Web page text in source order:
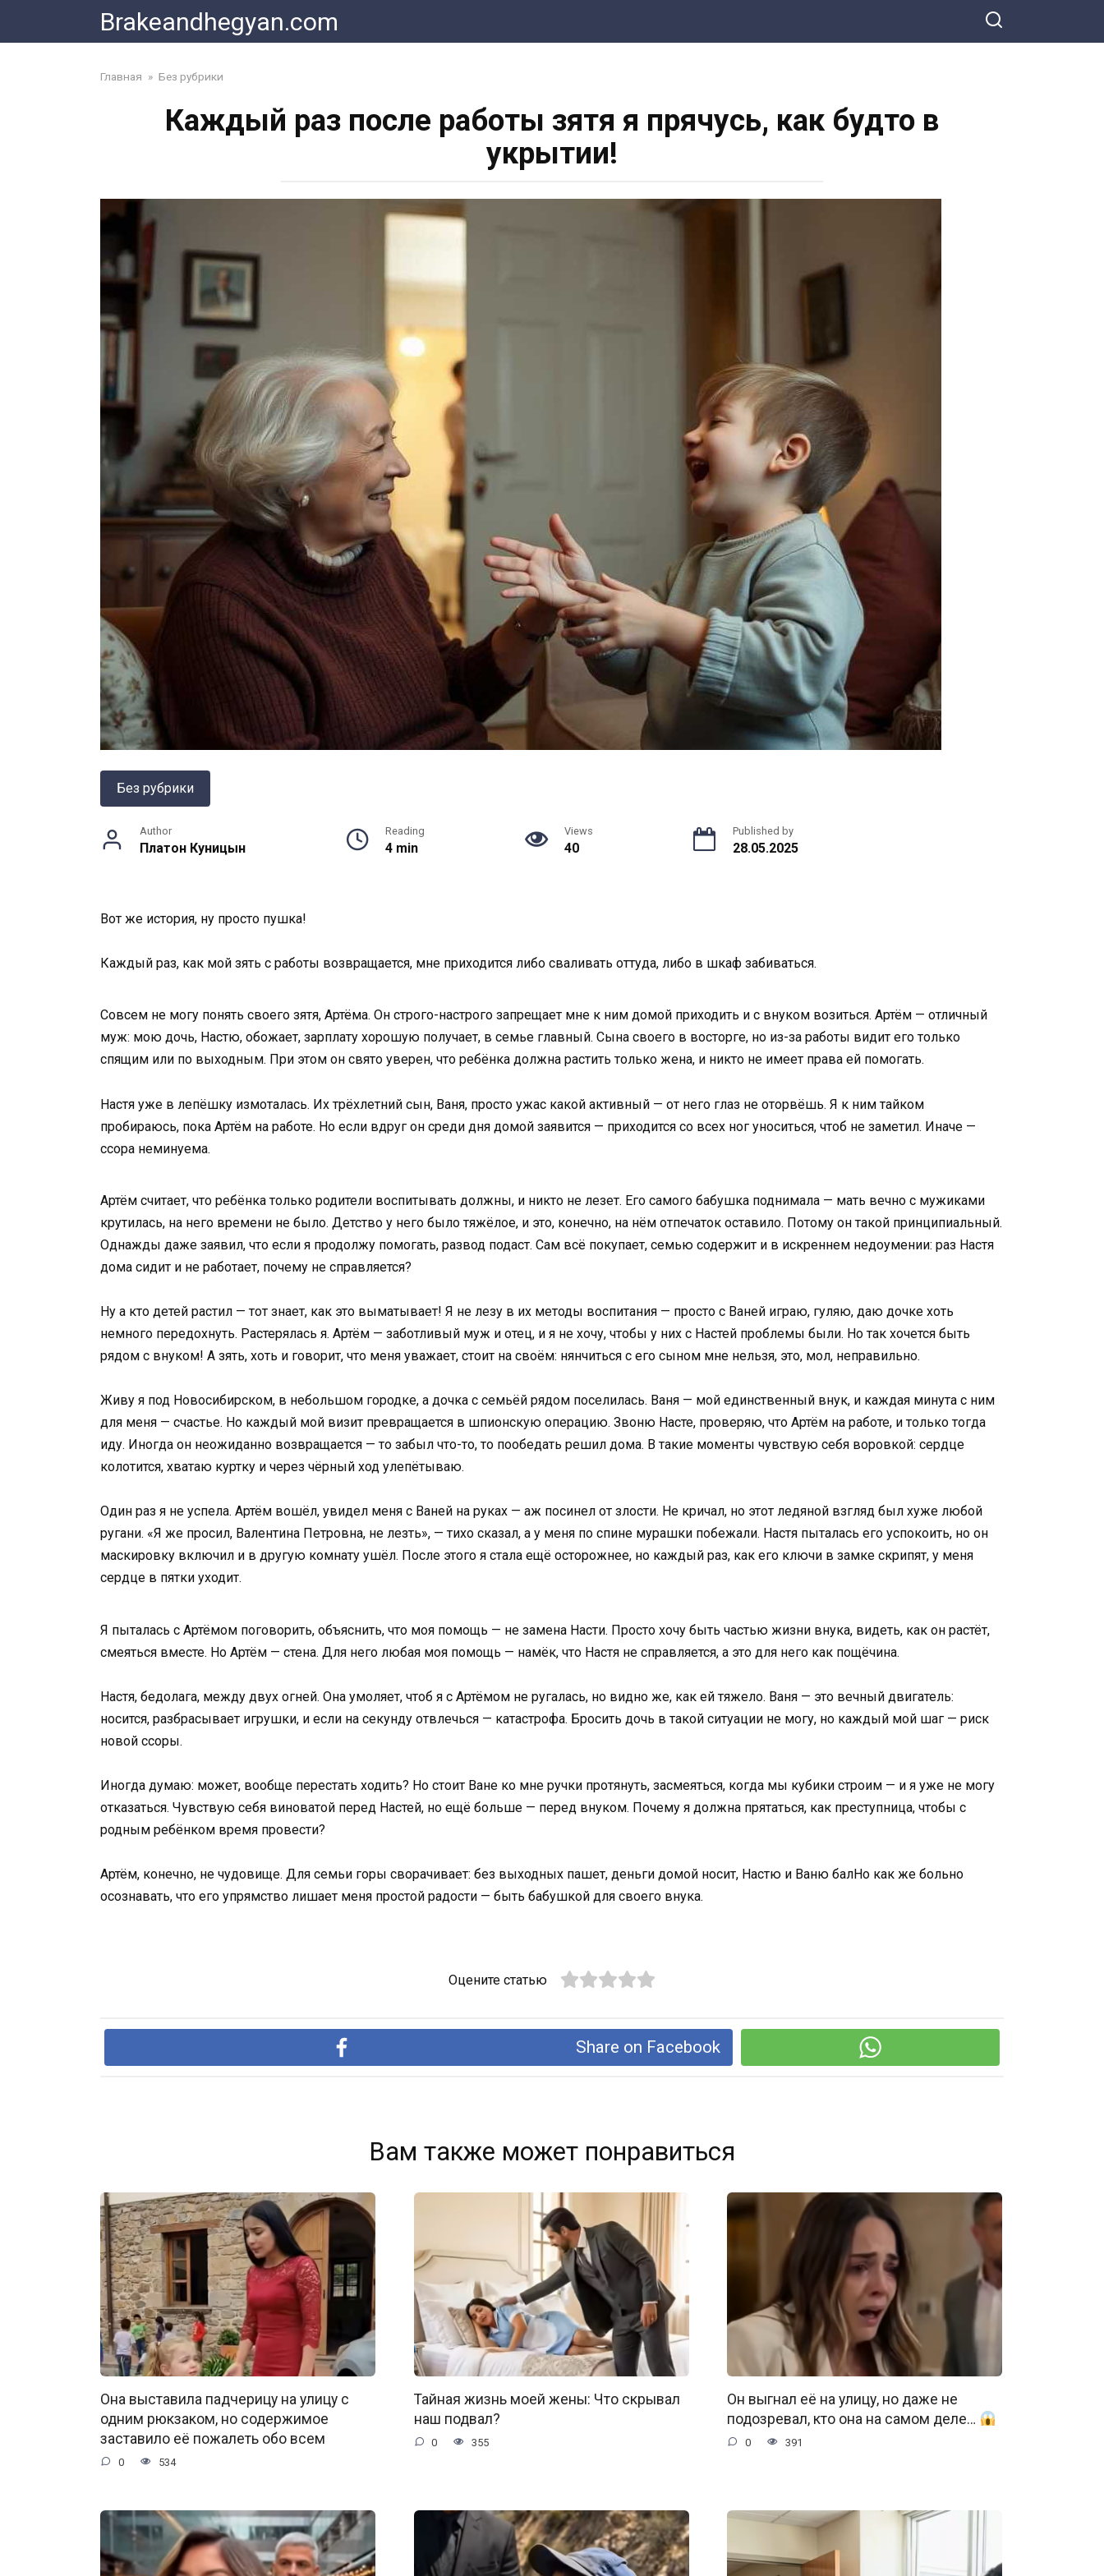
content
Brakeandhegyan.com
Главная » Без рубрики
Каждый раз после работы зятя я прячусь, как будто в
укрытии!
Без рубрики
Author
Платон Куницын
Reading
4 min
Views
40
Published by
28.05.2025
Вот же история, ну просто пушка!
Каждый раз, как мой зять с работы возвращается, мне приходится либо сваливать оттуда, либо в шкаф забиваться.
Совсем не могу понять своего зятя, Артёма. Он строго-настрого запрещает мне к ним домой приходить и с внуком возиться. Артём — отличный
муж: мою дочь, Настю, обожает, зарплату хорошую получает, в семье главный. Сына своего в восторге, но из-за работы видит его только
спящим или по выходным. При этом он свято уверен, что ребёнка должна растить только жена, и никто не имеет права ей помогать.
Настя уже в лепёшку измоталась. Их трёхлетний сын, Ваня, просто ужас какой активный — от него глаз не оторвёшь. Я к ним тайком
пробираюсь, пока Артём на работе. Но если вдруг он среди дня домой заявится — приходится со всех ног уноситься, чтоб не заметил. Иначе —
ссора неминуема.
Артём считает, что ребёнка только родители воспитывать должны, и никто не лезет. Его самого бабушка поднимала — мать вечно с мужиками
крутилась, на него времени не было. Детство у него было тяжёлое, и это, конечно, на нём отпечаток оставило. Потому он такой принципиальный.
Однажды даже заявил, что если я продолжу помогать, развод подаст. Сам всё покупает, семью содержит и в искреннем недоумении: раз Настя
дома сидит и не работает, почему не справляется?
Ну а кто детей растил — тот знает, как это выматывает! Я не лезу в их методы воспитания — просто с Ваней играю, гуляю, даю дочке хоть
немного передохнуть. Растерялась я. Артём — заботливый муж и отец, и я не хочу, чтобы у них с Настей проблемы были. Но так хочется быть
рядом с внуком! А зять, хоть и говорит, что меня уважает, стоит на своём: нянчиться с его сыном мне нельзя, это, мол, неправильно.
Живу я под Новосибирском, в небольшом городке, а дочка с семьёй рядом поселилась. Ваня — мой единственный внук, и каждая минута с ним
для меня — счастье. Но каждый мой визит превращается в шпионскую операцию. Звоню Насте, проверяю, что Артём на работе, и только тогда
иду. Иногда он неожиданно возвращается — то забыл что-то, то пообедать решил дома. В такие моменты чувствую себя воровкой: сердце
колотится, хватаю куртку и через чёрный ход улепётываю.
Один раз я не успела. Артём вошёл, увидел меня с Ваней на руках — аж посинел от злости. Не кричал, но этот ледяной взгляд был хуже любой
ругани. «Я же просил, Валентина Петровна, не лезть», — тихо сказал, а у меня по спине мурашки побежали. Настя пыталась его успокоить, но он
маскировку включил и в другую комнату ушёл. После этого я стала ещё осторожнее, но каждый раз, как его ключи в замке скрипят, у меня
сердце в пятки уходит.
Я пыталась с Артёмом поговорить, объяснить, что моя помощь — не замена Насти. Просто хочу быть частью жизни внука, видеть, как он растёт,
смеяться вместе. Но Артём — стена. Для него любая моя помощь — намёк, что Настя не справляется, а это для него как пощёчина.
Настя, бедолага, между двух огней. Она умоляет, чтоб я с Артёмом не ругалась, но видно же, как ей тяжело. Ваня — это вечный двигатель:
носится, разбрасывает игрушки, и если на секунду отвлечься — катастрофа. Бросить дочь в такой ситуации не могу, но каждый мой шаг — риск
новой ссоры.
Иногда думаю: может, вообще перестать ходить? Но стоит Ване ко мне ручки протянуть, засмеяться, когда мы кубики строим — и я уже не могу
отказаться. Чувствую себя виноватой перед Настей, но ещё больше — перед внуком. Почему я должна прятаться, как преступница, чтобы с
родным ребёнком время провести?
Артём, конечно, не чудовище. Для семьи горы сворачивает: без выходных пашет, деньги домой носит, Настю и Ваню балНо как же больно
осознавать, что его упрямство лишает меня простой радости — быть бабушкой для своего внука.
Оцените статью
Share on Facebook
Вам также может понравиться
Она выставила падчерицу на улицу с
одним рюкзаком, но содержимое
заставило её пожалеть обо всем
0 534
Тайная жизнь моей жены: Что скрывал
наш подвал?
0 355
Он выгнал её на улицу, но даже не
подозревал, кто она на самом деле…
0 391